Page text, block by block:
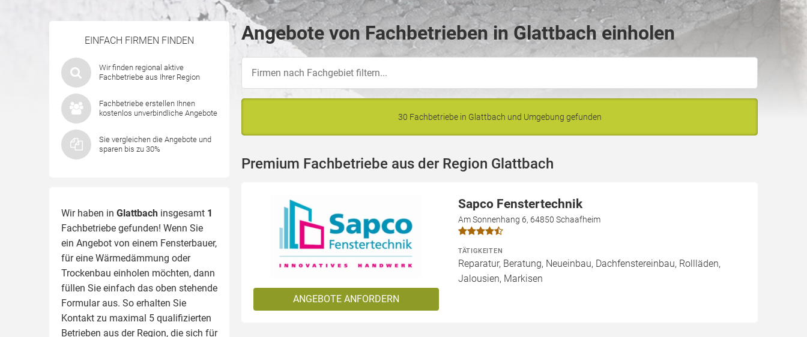
EINFACH FIRMEN FINDEN
Wir finden regional aktive
Fachbetriebe aus Ihrer Region
Fachbetriebe erstellen Ihnen
kostenlos unverbindliche Angebote
Sie vergleichen die Angebote und
sparen bis zu 30%
Wir haben in Glattbach insgesamt 1
Fachbetriebe gefunden! Wenn Sie
ein Angebot von einem Fensterbauer,
für eine Wärmedämmung oder
Trockenbau einholen möchten, dann
füllen Sie einfach das oben stehende
Formular aus. So erhalten Sie
Kontakt zu maximal 5 qualifizierten
Betrieben aus der Region, die sich für
Angebote von Fachbetrieben in Glattbach einholen
30 Fachbetriebe in Glattbach und Umgebung gefunden
Premium Fachbetriebe aus der Region Glattbach
ANGEBOTE ANFORDERN
Sapco Fenstertechnik
Am Sonnenhang 6, 64850 Schaafheim
TÄTIGKEITEN
Reparatur, Beratung, Neueinbau, Dachfenstereinbau, Rollläden,
Jalousien, Markisen